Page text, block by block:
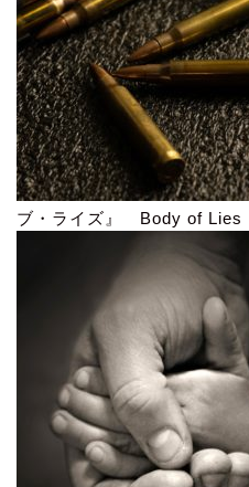
ブ・ライズ』 Body of Lies